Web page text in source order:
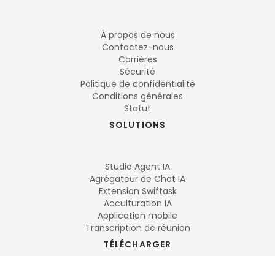
À propos de nous
Contactez-nous
Carrières
Sécurité
Politique de confidentialité
Conditions générales
Statut
SOLUTIONS
Studio Agent IA
Agrégateur de Chat IA
Extension Swiftask
Acculturation IA
Application mobile
Transcription de réunion
TÉLÉCHARGER